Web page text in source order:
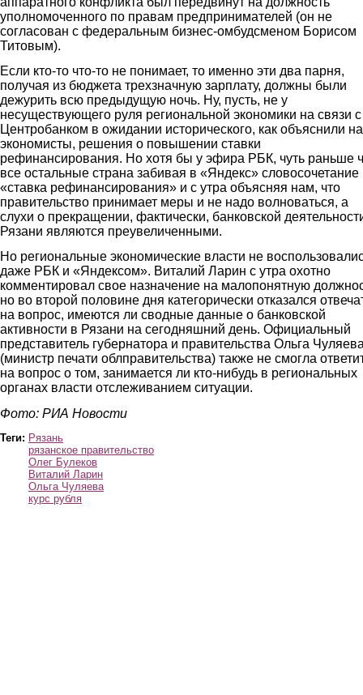
уполномоченного по правам предпринимателей (он не
согласован с федеральным бизнес-омбудсменом Борисом
Титовым).
Если кто-то что-то не понимает, то именно эти два парня,
получая из бюджета трехзначную зарплату, должны были
дежурить всю предыдущую ночь. Ну, пусть, не у
несуществующего руля региональной экономики на связи с
Центробанком в ожидании исторического, как объяснили
экономисты, решения о повышении ставки
рефинансирования. Но хотя бы у эфира РБК, чуть раньше
все остальные страна забивая в «Яндекс» словосочетание
«ставка рефинансирования» и с утра объясняя нам, что
правительство принимает меры и не надо волноваться, а
слухи о прекращении, фактически, банковской
Рязани являются преувеличенными.
Но региональные экономические власти не
даже РБК и «Яндексом». Виталий Ларин с утра охотно
комментировал свое назначение на малопонятную
но во второй половине дня категорически отказался
на вопрос, имеются ли сводные данные о банковской
активности в Рязани на сегодняшний день. Официальный
представитель губернатора и правительства Ольга
(министр печати облправительства) также не смогла
на вопрос о том, занимается ли кто-нибудь в региональных
органах власти отслеживанием ситуации.
Фото: РИА Новости
Теги: Рязань
рязанское правительство
Олег Булеков
Виталий Ларин
Ольга Чуляева
курс рубля